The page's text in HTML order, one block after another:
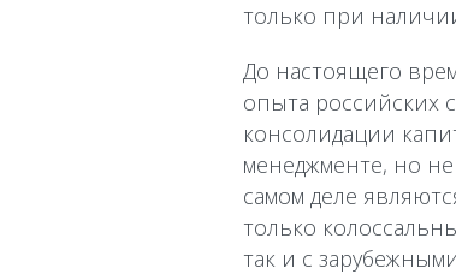
только при
До настоящего
опыта российских
консолидации
менеджменте, но
самом деле
только
так и с